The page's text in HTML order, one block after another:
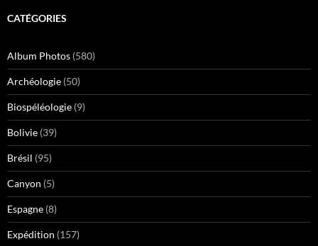
CATÉGORIES
Album Photos (580)
Archéologie (50)
Biospéléologie (9)
Bolivie (39)
Brésil (95)
Canyon (5)
Espagne (8)
Expédition (157)